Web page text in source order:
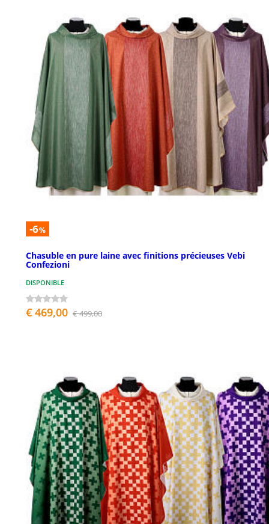
-6%
Chasuble en pure laine avec finitions précieuses Vebi
Confezioni
DISPONIBLE
€ 469,00 € 499,00